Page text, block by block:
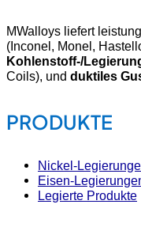
MWalloys liefert
(Inconel, Monel,
Kohlenstoff-/
Coils), und duktiles
PRODUKTE
Nickel-
Eisen-
Legierte Produkte